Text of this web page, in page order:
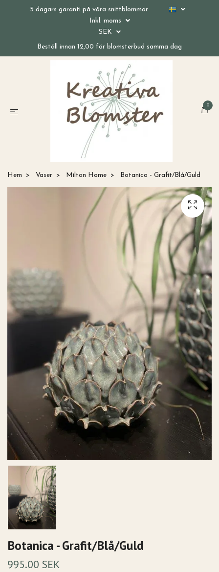
5 dagars garanti på våra snittblommor
Inkl. moms
SEK
Beställ innan 12,00 för blomsterbud samma dag
0
Hem Vaser Milton Home Botanica - Grafit/Blå/Guld
Botanica - Grafit/Blå/Guld
995.00 SEK